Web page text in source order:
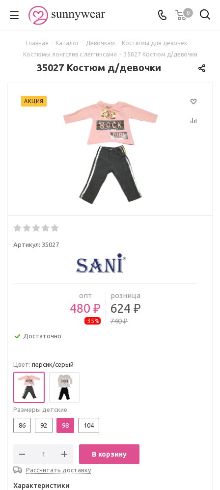
0
Главная - Каталог - Девочкам - Костюмы для девочек -
Костюмы лонгслив с леггинсами - 35027 Костюм д/девочки
35027 Костюм д/девочки
АКЦИЯ
Артикул: 35027
опт
480 ₽
-35%
розница
624 ₽
740 ₽
Достаточно
Цвет: персик/серый
Размеры детские
86 92 98 104
В корзину
Рассчитать доставку
Характеристики